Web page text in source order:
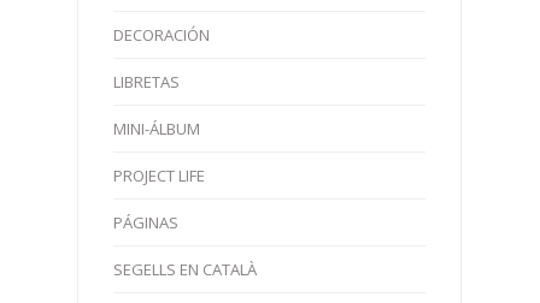
DECORACIÓN
LIBRETAS
MINI-ÁLBUM
PROJECT LIFE
PÁGINAS
SEGELLS EN CATALÀ